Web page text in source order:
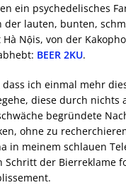
ein psychedelisches
der lauten, bunten,
Nộis, von der
BEER 2KU.
dass ich einmal mehr
diese durch nichts
begründete
ohne zu
in meinem schlauen
Schritt der Bierreklame